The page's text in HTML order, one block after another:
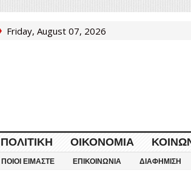
Friday, August 07, 2026
ΠΟΛΙΤΙΚΉ ΟΙΚΟΝΟΜΊΑ
ΠΟΙΟΙ ΕΊΜΑΣΤΕ ΕΠΙΚΟΙΝΩΝΊΑ ΔΙΑΦΉΜΙΣΗ